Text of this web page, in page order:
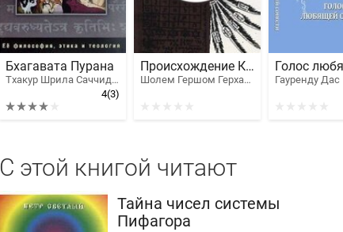
Бхагавата Пурана
Тхакур Шрила Саччидананда Бхактивинода
4(3)
Происхождение Каббалы
Шолем Гершом Герхард Гауренду Дас
С этой книгой читают
Тайна чисел системы
Пифагора